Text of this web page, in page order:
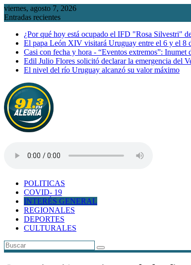
Saltar
al
viernes, agosto 7, 2026
Entradas recientes
¿Por qué hoy está ocupado el IFD "Rosa Silvestri"
El papa León XIV visitará Uruguay entre el 6 y el 8
Casi con fecha y hora - “Eventos extremos”:
Edil Julio Flores solicitó declarar la emergencia del
El nivel del río Uruguay alcanzó su valor máximo
POLITICAS
COVID- 19
INTERÉS GENERAL
REGIONALES
DEPORTES
CULTURALES